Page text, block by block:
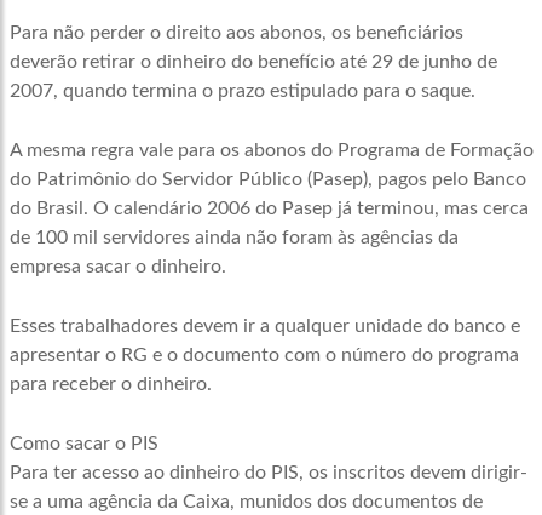
Para não perder o direito aos abonos, os beneficiários
deverão retirar o dinheiro do benefício até 29 de junho de
2007, quando termina o prazo estipulado para o saque.
A mesma regra vale para os abonos do Programa de Formação
do Patrimônio do Servidor Público (Pasep), pagos pelo Banco
do Brasil. O calendário 2006 do Pasep já terminou, mas cerca
de 100 mil servidores ainda não foram às agências da
empresa sacar o dinheiro.
Esses trabalhadores devem ir a qualquer unidade do banco e
apresentar o RG e o documento com o número do programa
para receber o dinheiro.
Como sacar o PIS
Para ter acesso ao dinheiro do PIS, os inscritos devem dirigir-
se a uma agência da Caixa, munidos dos documentos de